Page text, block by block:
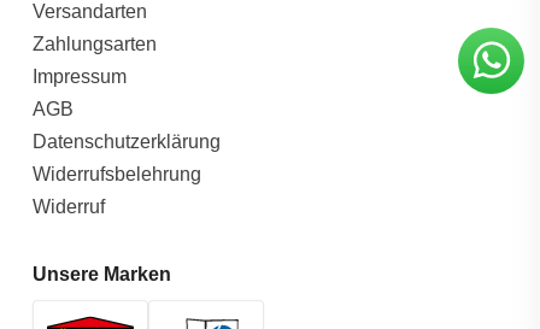
Versandarten
Zahlungsarten
Impressum
AGB
Datenschutzerklärung
Widerrufsbelehrung
Widerruf
Unsere Marken